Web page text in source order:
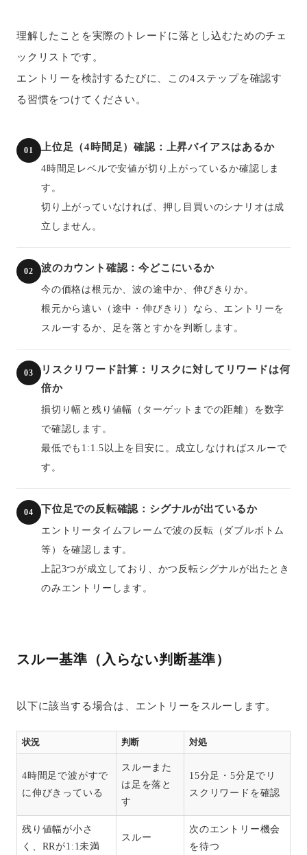
理解したことを実際のトレードに落とし込むためのチェ
ックリストです。
エントリーを検討するたびに、この4ステップを確認す
る習慣をつけてください。
01 上位足（4時間足）確認：上昇バイアスはあるか
4時間足レベルで安値が切り上がっているか確認しま
す。
切り上がっていなければ、押し目買いのシナリオは成
立しません。
02 波のカウント確認：今どこにいるか
今の価格は根元か、波の途中か、伸びきりか。
根元から遠い（途中・伸びきり）なら、エントリーを
スルーするか、足を落とすかを判断します。
03
リスクリワード計算：リスクに対してリワードは何
倍か
損切り幅と残り値幅（ターゲットまでの距離）を数字
で確認します。
最低でも1:1.5以上を目安に。成立しなければスルーで
す。
04 下位足での反転確認：シグナルが出ているか
エントリータイムフレームで波の反転（ダブルボトム
等）を確認します。
上記3つが成立しており、かつ反転シグナルが出たとき
のみエントリーします。
スルー基準（入らない判断基準）
以下に該当する場合は、エントリーをスルーします。
状況 判断 対処
4時間足で波がすで
に伸びきっている
スルーまた
は足を落と
す
15分足・5分足でリ
スクリワードを確認
残り値幅が小さ
く、RRが1:1未満
スルー
次のエントリー機会
を待つ